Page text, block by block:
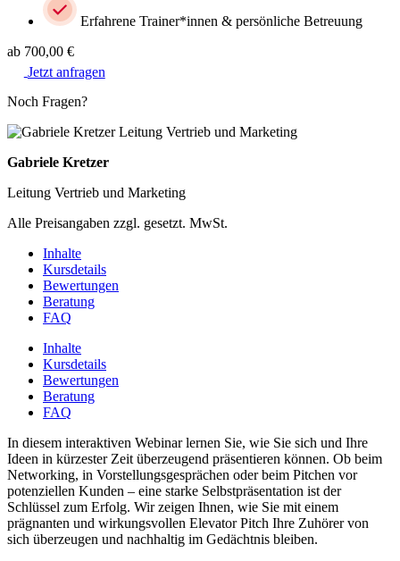
Erfahrene Trainer*innen & persönliche Betreuung
ab 700,00 €
Jetzt anfragen
Noch Fragen?
Gabriele Kretzer
Leitung Vertrieb und Marketing
Alle Preisangaben zzgl. gesetzt. MwSt.
Inhalte
Kursdetails
Bewertungen
Beratung
FAQ
Inhalte
Kursdetails
Bewertungen
Beratung
FAQ
In diesem interaktiven Webinar lernen Sie, wie Sie sich und Ihre
Ideen in kürzester Zeit überzeugend präsentieren können. Ob beim
Networking, in Vorstellungsgesprächen oder beim Pitchen vor
potenziellen Kunden – eine starke Selbstpräsentation ist der
Schlüssel zum Erfolg. Wir zeigen Ihnen, wie Sie mit einem
prägnanten und wirkungsvollen Elevator Pitch Ihre Zuhörer von
sich überzeugen und nachhaltig im Gedächtnis bleiben.